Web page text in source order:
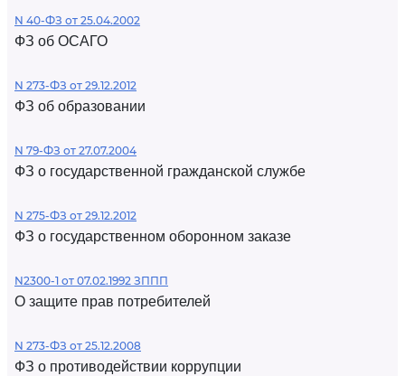
N 40-ФЗ от 25.04.2002
ФЗ об ОСАГО
N 273-ФЗ от 29.12.2012
ФЗ об образовании
N 79-ФЗ от 27.07.2004
ФЗ о государственной гражданской службе
N 275-ФЗ от 29.12.2012
ФЗ о государственном оборонном заказе
N2300-1 от 07.02.1992 ЗППП
О защите прав потребителей
N 273-ФЗ от 25.12.2008
ФЗ о противодействии коррупции